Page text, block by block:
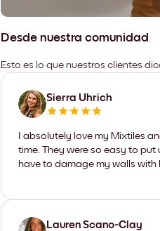
Desde nuestra comunidad
Esto es lo que nuestros clientes
Sierra Uhrich
I absolutely love my Mixtiles
time. They were so easy to
have to damage my walls with
Lauren Scano-Clay